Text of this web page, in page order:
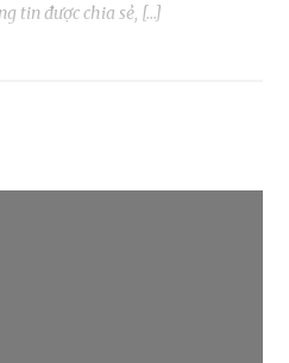
tin được chia sẻ, […]